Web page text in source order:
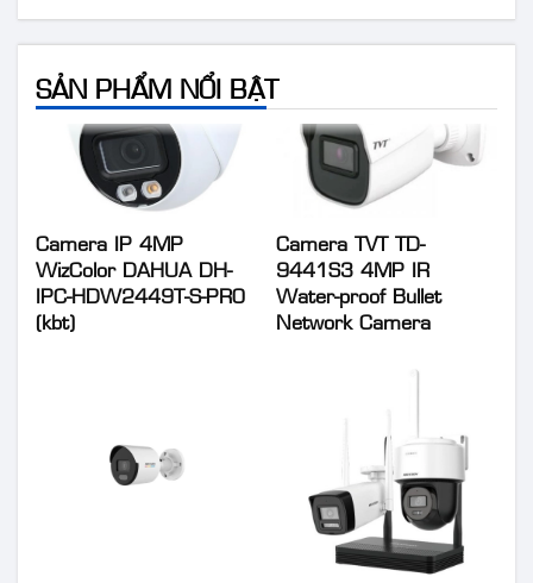
Máy In
Định Vị Ô Tô Xe Máy
Camera Hành Trình
SẢN PHẨM NỔI BẬT
Camera IP 4MP
WizColor DAHUA DH-
IPC-HDW2449T-S-PRO
(kbt)
Camera TVT TD-
9441S3 4MP IR
Water-proof Bullet
Network Camera